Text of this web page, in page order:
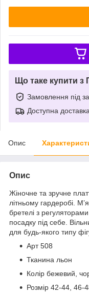
Що таке купити з
Замовлення під
Доступна доставка
Опис
Опис
Жіночне та зручне
літньому гардеробі.
бретелі з
посадку під себе.
для будь-якого типу
Арт 508
Тканина льон
Колір бежевий,
Розмір 42-44, 46-